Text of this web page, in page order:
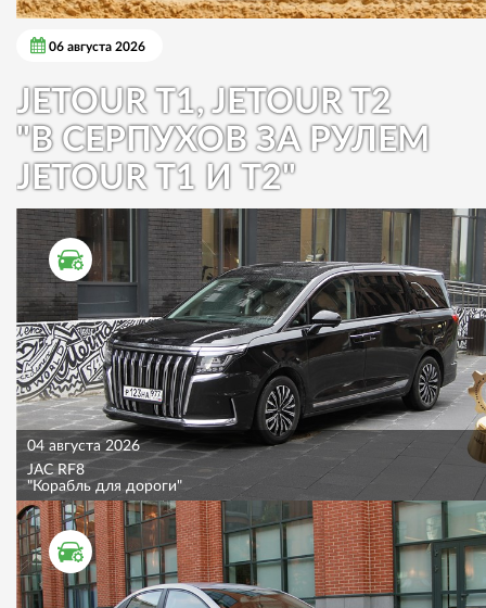
06 августа 2026
JETOUR T1, JETOUR T2
"В СЕРПУХОВ ЗА РУЛЕМ
JETOUR T1 И T2"
ТЕСТ ДРАЙВ
04 августа 2026
JAC RF8
"Корабль для дороги"
ТЕСТ ДРАЙВ